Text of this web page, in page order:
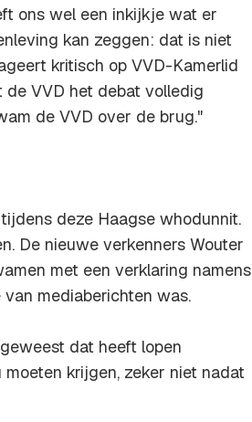
ons wel een inkijkje wat er
kan zeggen: dat is niet
kritisch op VVD-Kamerlid
de VVD het debat volledig
de VVD over de brug."
deze Haagse whodunnit.
De nieuwe verkenners Wouter
met een verklaring namens
mediaberichten was.
dat heeft lopen
krijgen, zeker niet nadat